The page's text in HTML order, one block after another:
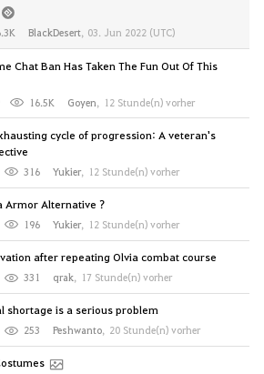
BlackDesert, 03. Jun 2022 (UTC)
Chat Ban Has Taken The Fun Out Of This
16.5K Goyen, 12 Stunde(n) vorher
cycle of progression: A veteran's
316 Yukier, 12 Stunde(n) vorher
Armor Alternative ?
196 Yukier, 12 Stunde(n) vorher
after repeating Olvia combat course
331 qrak, 17 Stunde(n) vorher
shortage is a serious problem
253 Peshwanto, 20 Stunde(n) vorher